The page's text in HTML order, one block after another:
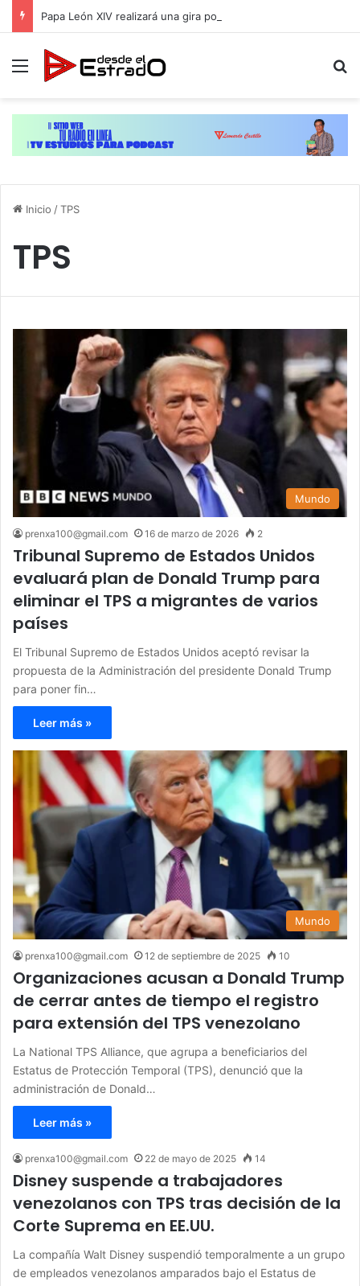
Menú
Inicio /TPS
TPS
Mundo
prenxa100@gmail.com 16 de marzo de 2026 2
Tribunal Supremo de Estados Unidos
evaluará plan de Donald Trump para
eliminar el TPS a migrantes de varios
países
El Tribunal Supremo de Estados Unidos aceptó revisar la
propuesta de la Administración del presidente Donald Trump
para poner fin…
Leer más »
Mundo
prenxa100@gmail.com 12 de septiembre de 2025 10
Organizaciones acusan a Donald Trump
de cerrar antes de tiempo el registro
para extensión del TPS venezolano
La National TPS Alliance, que agrupa a beneficiarios del
Estatus de Protección Temporal (TPS), denunció que la
administración de Donald…
Leer más »
prenxa100@gmail.com 22 de mayo de 2025 14
Disney suspende a trabajadores
venezolanos con TPS tras decisión de la
Corte Suprema en EE.UU.
La compañía Walt Disney suspendió temporalmente a un grupo
de empleados venezolanos amparados bajo el Estatus de